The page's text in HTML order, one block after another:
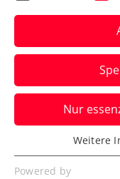
ITF
mit 17
Das ÖTV-
Nur
Essenziell
Essenzielle
Weitere
Powered by